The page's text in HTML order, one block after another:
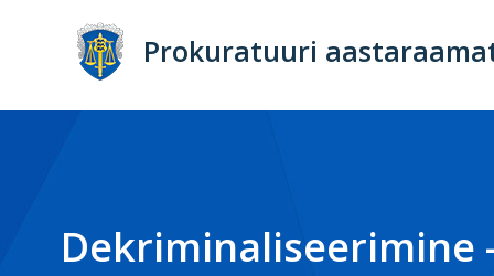
juurde
Prokuratuuri
Dekriminaliseerimine